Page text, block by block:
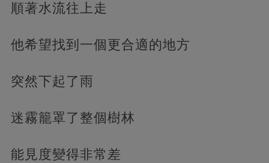
順著水流往上走
他希望找到一個更合適的地方
突然下起了雨
迷霧籠罩了整個樹林
能見度變得非常差